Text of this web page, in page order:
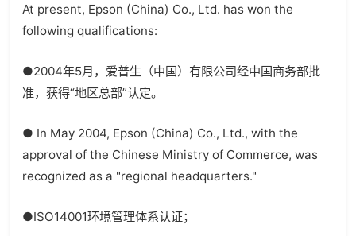
At present, Epson (China) Co., Ltd. has won the
following qualifications:
●2004年5月，爱普生（中国）有限公司经中国商务部批
准，获得“地区总部”认定。
● In May 2004, Epson (China) Co., Ltd., with the
approval of the Chinese Ministry of Commerce, was
recognized as a "regional headquarters."
●ISO14001环境管理体系认证；